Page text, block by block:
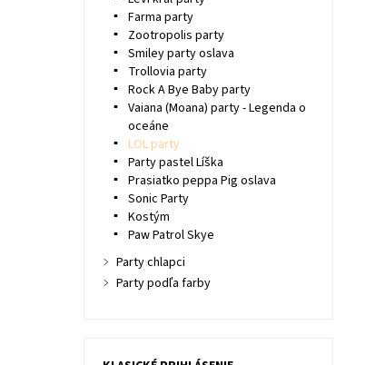
Farma party
Zootropolis party
Smiley party oslava
Trollovia party
Rock A Bye Baby party
Vaiana (Moana) party - Legenda o
oceáne
LOL party
Party pastel Líška
Prasiatko peppa Pig oslava
Sonic Party
Kostým
Paw Patrol Skye
Party chlapci
Party podľa farby